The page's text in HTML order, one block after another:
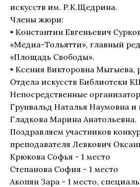
искусств им. Р.К.Щедрина.
Члены жюри:
• Константин Евгеньевич
«Медиа-Тольятти», главный
«Площадь Свободы».
• Ксения Викторовна Мыгыева,
Отдела искусств Библиотеки
Непосредственные
Грунвальд Наталья Наумовна и
Гладкова Марина Анатольевна.
Поздравляем участников
преподавателя Левкович
Крюкова Софья - 1 место
Степанова София - 1 место
Акопян Зара - 1 место,